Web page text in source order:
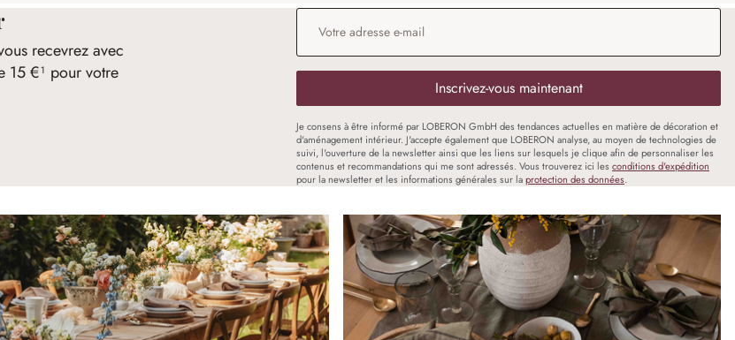
recevrez avec
15 €¹ pour votre
Adresse e-mail*
Inscrivez-vous maintenant
Je consens à être informé par LOBERON GmbH des tendances actuelles en matière de décoration et
d'aménagement intérieur. J'accepte également que LOBERON analyse, au moyen de technologies de
suivi, l'ouverture de la newsletter ainsi que les liens sur lesquels je clique afin de personnaliser les
contenus et recommandations qui me sont adressés. Vous trouverez ici les conditions d'expédition
pour la newsletter et les informations générales sur laprotection des données.